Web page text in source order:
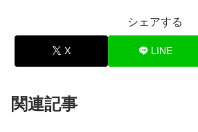
シェアする
X LINE
関連記事